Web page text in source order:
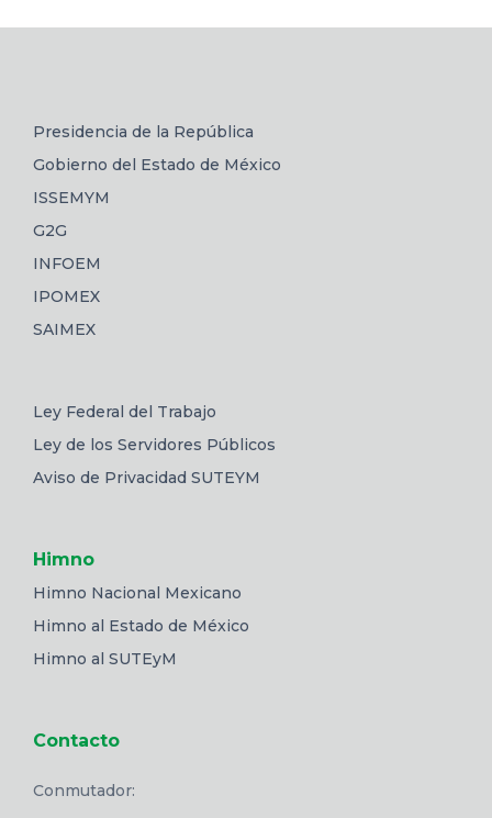
Presidencia de la República
Gobierno del Estado de México
ISSEMYM
G2G
INFOEM
IPOMEX
SAIMEX
Ley Federal del Trabajo
Ley de los Servidores Públicos
Aviso de Privacidad SUTEYM
Himno
Himno Nacional Mexicano
Himno al Estado de México
Himno al SUTEyM
Contacto
Conmutador: